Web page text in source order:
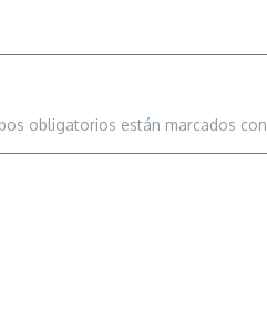
obligatorios están marcados con